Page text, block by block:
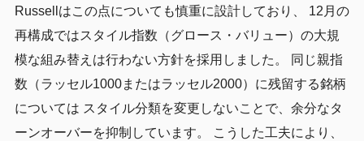
Russellはこの点についても慎重に設計しており、 12月の
再構成ではスタイル指数（グロース・バリュー）の大規
模な組み替えは行わない方針を採用しました。 同じ親指
数（ラッセル1000またはラッセル2000）に残留する銘柄
については スタイル分類を変更しないことで、余分なタ
ーンオーバーを抑制しています。 こうした工夫により、